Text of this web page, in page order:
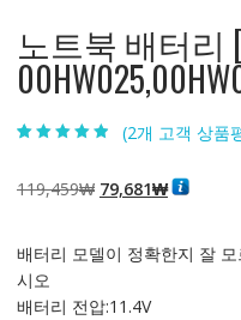
노트북 배터리
으로 5점 만
점에점으로
(2개 고객 상품
119,459₩ 원
격:
79,681₩현
격:
배터리 모델이 정확한지 잘
시오
배터리 전압:11.4V